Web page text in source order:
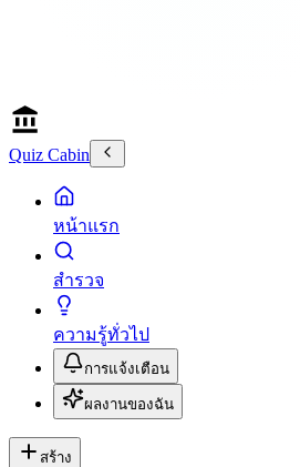
Quiz Cabin
หน้าแรก
สำรวจ
ความรู้ทั่วไป
การแจ้งเตือน
ผลงานของฉัน
สร้าง